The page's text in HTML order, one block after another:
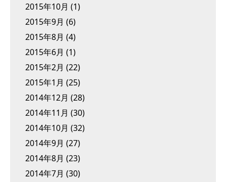
2015年10月 (1)
2015年9月 (6)
2015年8月 (4)
2015年6月 (1)
2015年2月 (22)
2015年1月 (25)
2014年12月 (28)
2014年11月 (30)
2014年10月 (32)
2014年9月 (27)
2014年8月 (23)
2014年7月 (30)